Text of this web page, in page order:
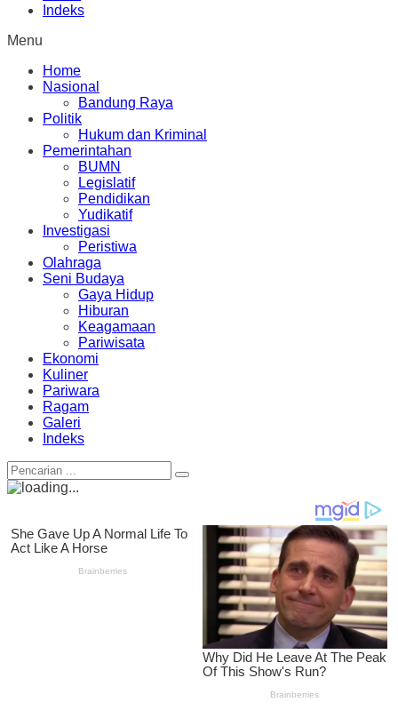
Indeks
Menu
Home
Nasional
Bandung Raya
Politik
Hukum dan Kriminal
Pemerintahan
BUMN
Legislatif
Pendidikan
Yudikatif
Investigasi
Peristiwa
Olahraga
Seni Budaya
Gaya Hidup
Hiburan
Keagamaan
Pariwisata
Ekonomi
Kuliner
Pariwara
Ragam
Galeri
Indeks